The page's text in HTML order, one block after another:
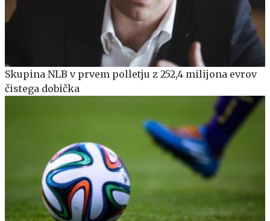
Skupina NLB v prvem polletju z 252,4 milijona evrov
čistega dobička